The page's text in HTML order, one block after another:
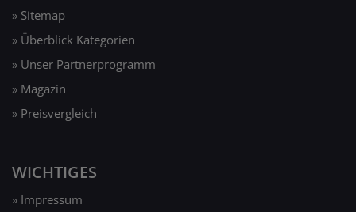
» Sitemap
» Überblick Kategorien
» Unser Partnerprogramm
» Magazin
» Preisvergleich
WICHTIGES
» Impressum